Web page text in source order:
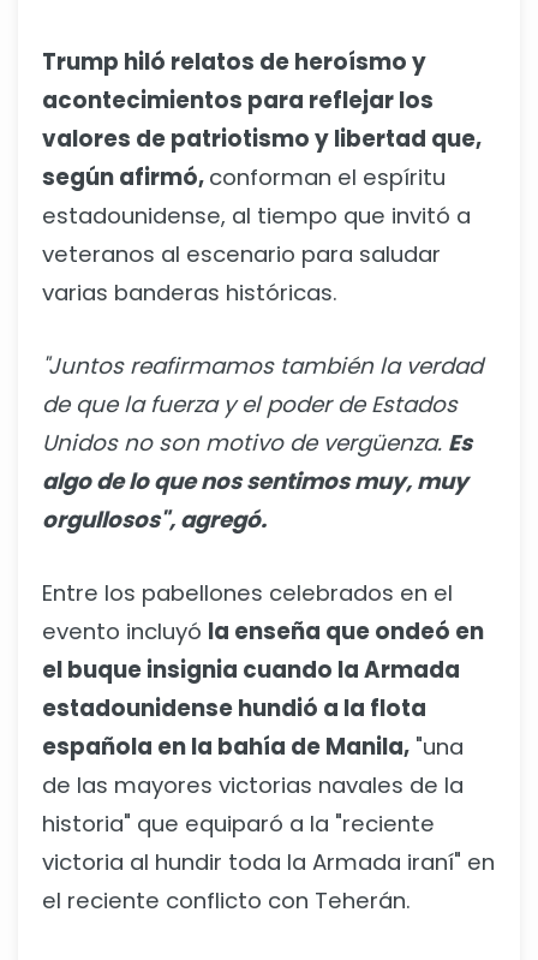
Trump hiló relatos de heroísmo y
acontecimientos para reflejar los
valores de patriotismo y libertad que,
según afirmó, conforman el espíritu
estadounidense, al tiempo que invitó a
veteranos al escenario para saludar
varias banderas históricas.
"Juntos reafirmamos también la verdad
de que la fuerza y ​​el poder de Estados
Unidos no son motivo de vergüenza. Es
algo de lo que nos sentimos muy, muy
orgullosos", agregó.
Entre los pabellones celebrados en el
evento incluyó la enseña que ondeó en
el buque insignia cuando la Armada
estadounidense hundió a la flota
española en la bahía de Manila, "una
de las mayores victorias navales de la
historia" que equiparó a la "reciente
victoria al hundir toda la Armada iraní" en
el reciente conflicto con Teherán.